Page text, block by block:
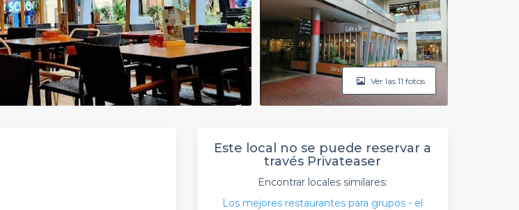
Ver las 11 fotos
Este local no se puede reservar a
través Privateaser
Encontrar locales similares:
Los mejores restaurantes para grupos - el